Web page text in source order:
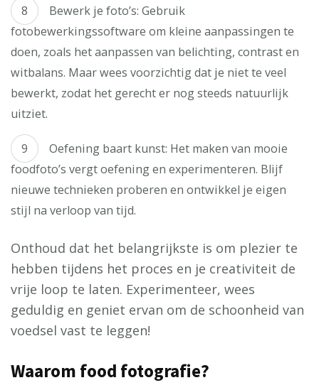
Bewerk je foto’s: Gebruik
fotobewerkingssoftware om kleine aanpassingen te
doen, zoals het aanpassen van belichting, contrast en
witbalans. Maar wees voorzichtig dat je niet te veel
bewerkt, zodat het gerecht er nog steeds natuurlijk
uitziet.
Oefening baart kunst: Het maken van mooie
foodfoto’s vergt oefening en experimenteren. Blijf
nieuwe technieken proberen en ontwikkel je eigen
stijl na verloop van tijd.
Onthoud dat het belangrijkste is om plezier te
hebben tijdens het proces en je creativiteit de
vrije loop te laten. Experimenteer, wees
geduldig en geniet ervan om de schoonheid van
voedsel vast te leggen!
Waarom food fotografie?